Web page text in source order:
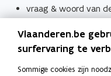
vraag & woord van
Schrijf je in
Thema's
Vlaanderen.be
surfervaring te
Sommige cookies zijn